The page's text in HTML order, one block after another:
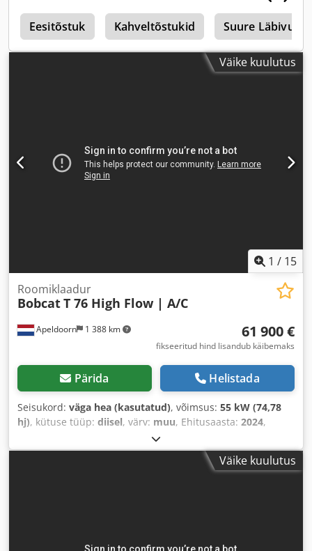
Eesitõstuk Kahveltõstukid Suure
Väike kuulutus
1 / 15
Apeldoorn 1 388 km
Roomiklaadur
BobcatT 76 High Flow | A/C
61 900 €
fikseeritud hind lisandub käibemaks
Pärida Helistada
Seisukord: väga hea (kasutatud), võimsus: 55 kW (74,78
hj), kütuse tüüp: diisel, värv: muu, Ehitusaasta: 2024,
, Varustus:kliimaseade
Väike kuulutus